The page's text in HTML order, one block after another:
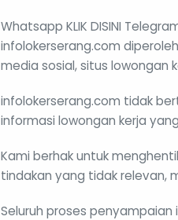
Whatsapp KLIK DISINI
infolokerserang.com
media sosial, situs lowongan
infolokerserang.com tidak
informasi lowongan kerja
Kami berhak untuk
tindakan yang tidak relevan,
Seluruh proses